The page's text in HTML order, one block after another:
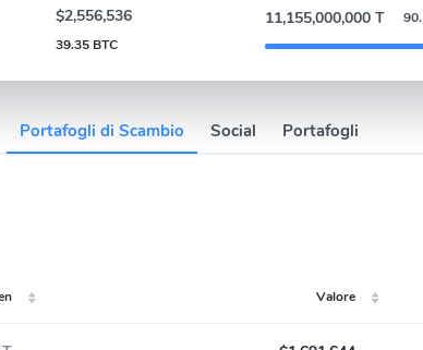
$2,556,536
39.35 BTC
11,155,000,000 T
Portafogli di Scambio Social Portafogli
Valore